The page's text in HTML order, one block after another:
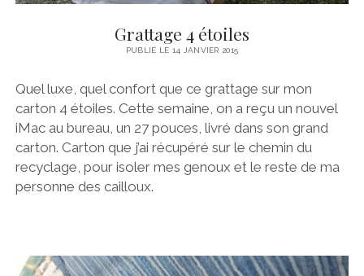
SAINT NAZAIRE
NANTES
NOIRMOUTIER
BELEM
#BRIOPRIDE2017
STATION DE NAV
VOILES
TECHNIQUES
Grattage 4 étoiles
PUBLIÉ LE 14 JANVIER 2015
Quel luxe, quel confort que ce grattage sur mon
carton 4 étoiles. Cette semaine, on a reçu un nouvel
iMac au bureau, un 27 pouces, livré dans son grand
carton. Carton que j’ai récupéré sur le chemin du
recyclage, pour isoler mes genoux et le reste de ma
personne des cailloux.